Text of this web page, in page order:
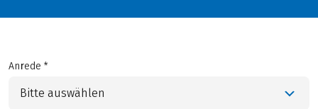
Anrede *
Bitte auswählen